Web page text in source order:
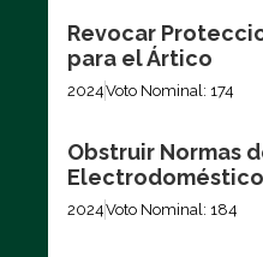
Revocar
para el Ártico
2024Voto Nominal: 174
Obstruir Normas
2024Voto Nominal: 184